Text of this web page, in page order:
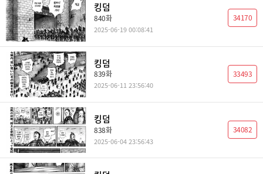
킹덤
840화
2025-06-19 00:08:41
34170
킹덤
839화
2025-06-11 23:56:40
33493
킹덤
838화
2025-06-04 23:56:43
34082